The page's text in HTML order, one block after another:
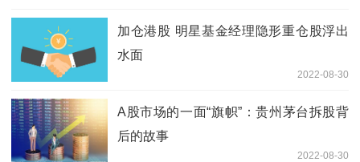
加仓港股 明星基金经理隐形重仓股浮出
水面
2022-08-30
A股市场的一面“旗帜”：贵州茅台拆股背
后的故事
2022-08-30